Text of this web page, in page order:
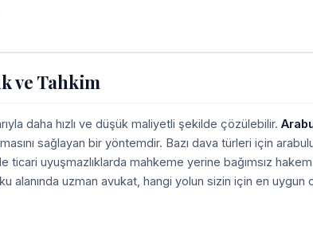
ve Tahkim
daha hızlı ve düşük maliyetli şekilde çözülebilir.
sağlayan bir yöntemdir. Bazı dava türleri için
ticari uyuşmazlıklarda mahkeme yerine bağımsız
alanında uzman avukat, hangi yolun sizin için en uygun